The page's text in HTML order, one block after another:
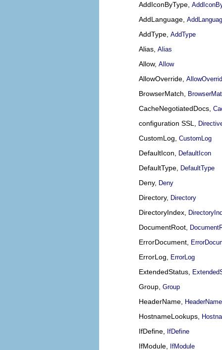
AddIconByType,
AddLanguage,
AddType, AddType
Alias, Alias
Allow, Allow
AllowOverride,
BrowserMatch,
CacheNegotiatedDocs,
configuration SSL,
CustomLog, CustomLog
DefaultIcon, DefaultIcon
DefaultType, DefaultType
Deny, Deny
Directory, Directory
DirectoryIndex,
DocumentRoot,
ErrorDocument,
ErrorLog, ErrorLog
ExtendedStatus,
Group, Group
HeaderName, HeaderName
HostnameLookups,
IfDefine, IfDefine
IfModule, IfModule